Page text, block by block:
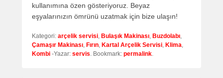
kullanımına özen gösteriyoruz. Beyaz
eşyalarınızın ömrünü uzatmak için bize ulaşın!
Kategori: arçelik servisi Bulaşık Makinası Buzdolabı
Çamaşır Makinası Fırın Kartal Arçelik Servisi Klima
Kombi -Yazar: servis . Bookmark: permalink